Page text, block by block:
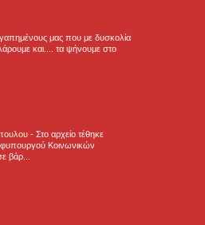
μας που με δυσκολία
και.... τα ψήνουμε στο
- Στο αρχείο τέθηκε
Κοινωνικών
βάρ...